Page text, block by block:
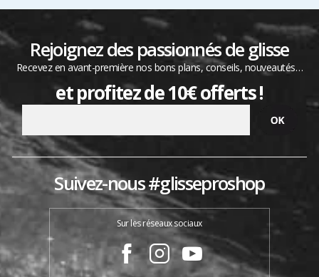
Rejoignez des passionnés de glisse
Recevez en avant-première nos bons plans, conseils, nouveautés…
et profitez de 10€ offerts !
Suivez-nous #glisseproshop
Sur les réseaux sociaux